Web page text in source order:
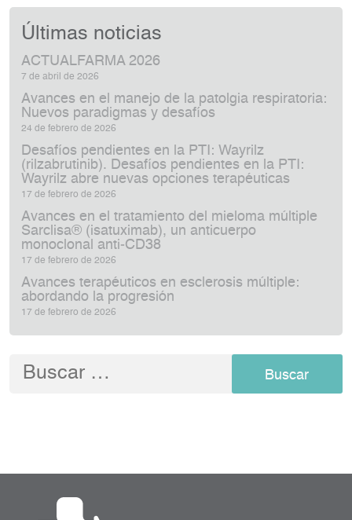
Últimas noticias
ACTUALFARMA 2026
7 de abril de 2026
Avances en el manejo de la patolgia respiratoria:
Nuevos paradigmas y desafíos
24 de febrero de 2026
Desafíos pendientes en la PTI: Wayrilz
(rilzabrutinib). Desafíos pendientes en la PTI:
Wayrilz abre nuevas opciones terapéuticas
17 de febrero de 2026
Avances en el tratamiento del mieloma múltiple
Sarclisa® (isatuximab), un anticuerpo
monoclonal anti‑CD38
17 de febrero de 2026
Avances terapéuticos en esclerosis múltiple:
abordando la progresión
17 de febrero de 2026
Buscar: